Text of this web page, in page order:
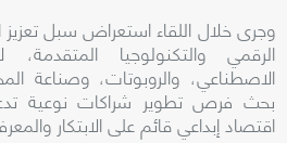
وجرى خلال اللقاء استعراض سبل تعزيز
الرقمي والتكنولوجيا
الاصطناعي، والروبوتات، وصناعة
بحث فرص تطوير شراكات نوعية
اقتصاد إبداعي قائم على الابتكار